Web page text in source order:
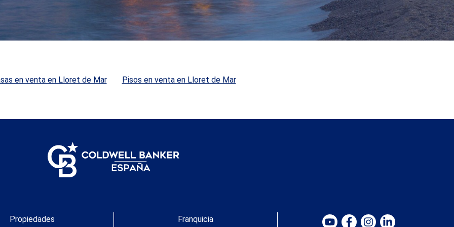
con 5 habitaciones incluyendo 2 suites, 2 habitaciones
dobles, 1 individual, 3 baños, salón comedor con
chimenea, sala de verano con bar, vestíbulo, sala en
de entrenamiento para caballos, ideales para doma, rutas
#ref:V0067CB
de Europa. #ref:V0067CB (2)
en venta en Lloret de Mar Pisos en venta en Lloret de Mar
Propiedades Franquicia